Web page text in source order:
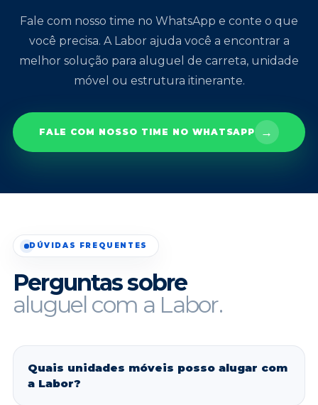
Fale com nosso time no WhatsApp e conte o que
você precisa. A Labor ajuda você a encontrar a
melhor solução para aluguel de carreta, unidade
móvel ou estrutura itinerante.
FALE COM NOSSO TIME NO WHATSAPP →
DÚVIDAS FREQUENTES
Perguntas sobre
aluguel com a Labor.
Quais unidades móveis posso alugar com
a Labor?